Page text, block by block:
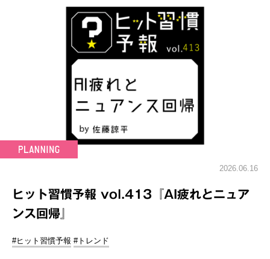
2026.06.16
ヒット習慣予報 vol.413『AI疲れとニュア
ンス回帰』
#ヒット習慣予報 #トレンド